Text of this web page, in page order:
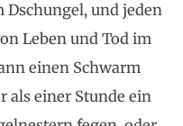
und jeden
Leben und Tod im
einen Schwarm
als einer Stunde ein